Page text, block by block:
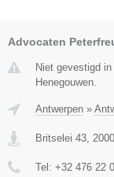
Advocaten
Niet gevestigd
Henegouwen.
Antwerpen »
Britselei 43 2000
Tel: +32 476 22